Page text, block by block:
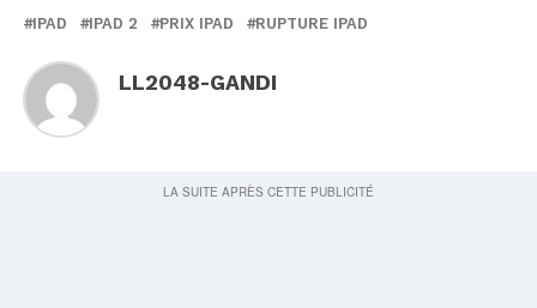
IPAD IPAD 2 PRIX IPAD RUPTURE IPAD
LL2048-GANDI